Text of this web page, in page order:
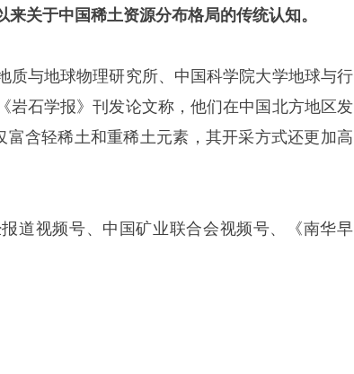
关于中国稀土资源分布格局的传统认知。
质与地球物理研究所、中国科学院大学地球与行
岩石学报》刊发论文称，他们在中国北方地区发
富含轻稀土和重稀土元素，其开采方式还更加高
道视频号、中国矿业联合会视频号、《南华早